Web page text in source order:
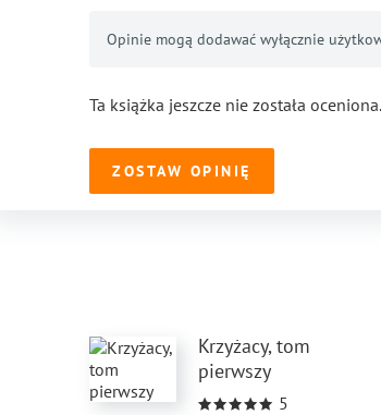
Opinie mogą dodawać wyłącznie
Ta książka jeszcze nie została
ZOSTAW OPINIĘ
Krzyżacy, tom
pierwszy
5